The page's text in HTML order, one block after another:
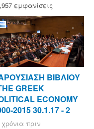
εμφανίσεις
ΒΙΒΛΙΟΥ
GREEK
ECONOMY
2015 30.1.17 - 2
χρόνια πριν